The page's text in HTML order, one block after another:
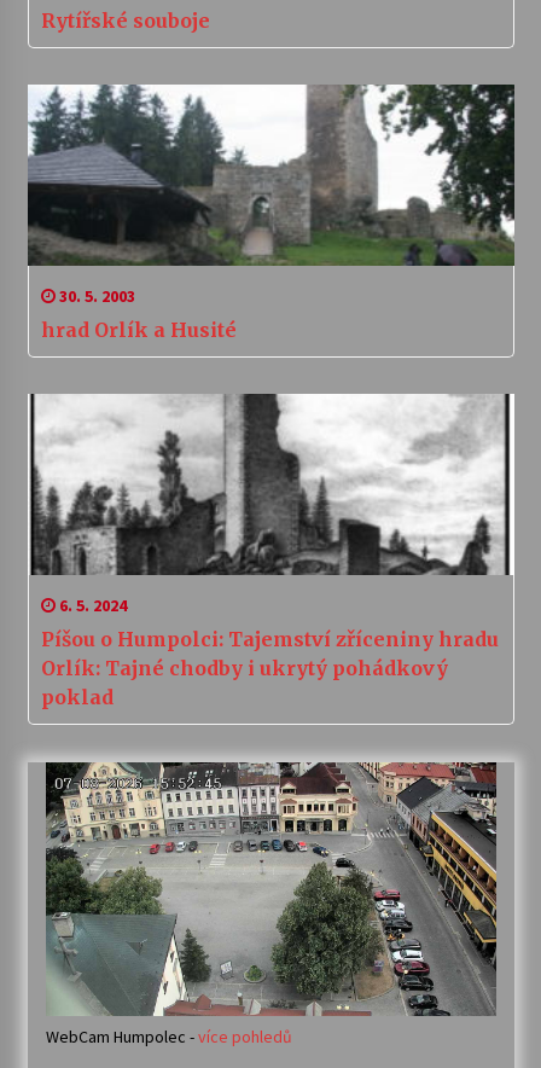
Rytířské souboje
30. 5. 2003
hrad Orlík a Husité
6. 5. 2024
Píšou o Humpolci: Tajemství zříceniny hradu
Orlík: Tajné chodby i ukrytý pohádkový
poklad
WebCam Humpolec -více pohledů